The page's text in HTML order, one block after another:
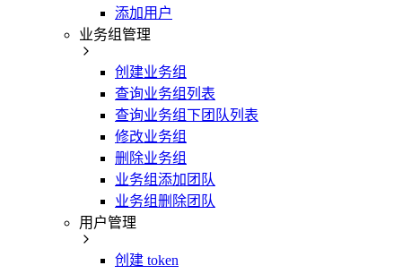
添加用户
业务组管理
创建业务组
查询业务组列表
查询业务组下团队列表
修改业务组
删除业务组
业务组添加团队
业务组删除团队
用户管理
创建 token